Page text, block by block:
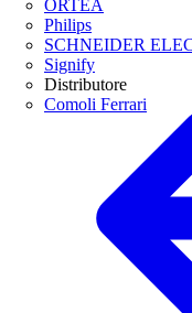
ORTEA
Philips
SCHNEIDER
Signify
Distributore
Comoli Ferrari